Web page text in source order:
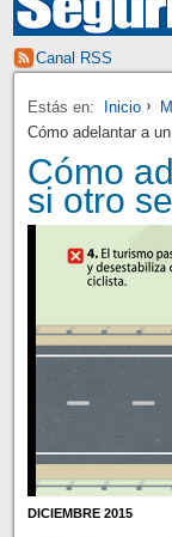
Canal RSS
Estás en: Inicio
Cómo adelantar a
Cómo
si otro
DICIEMBRE 2015